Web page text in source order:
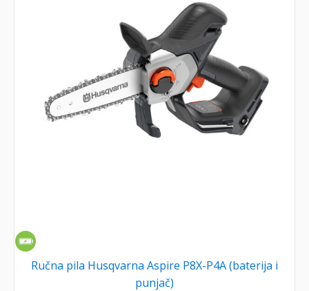
Ručna pila Husqvarna Aspire P8X-P4A (baterija i
punjač)